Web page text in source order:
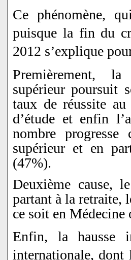
Ce phénomène,
puisque la fin du
2012 s’explique
Premièrement, la
supérieur poursuit
taux de réussite
d’étude et enfin
nombre progresse
supérieur et en
(47%).
Deuxième cause,
partant à la retraite,
ce soit en Médecine
Enfin, la hausse
internationale, dont